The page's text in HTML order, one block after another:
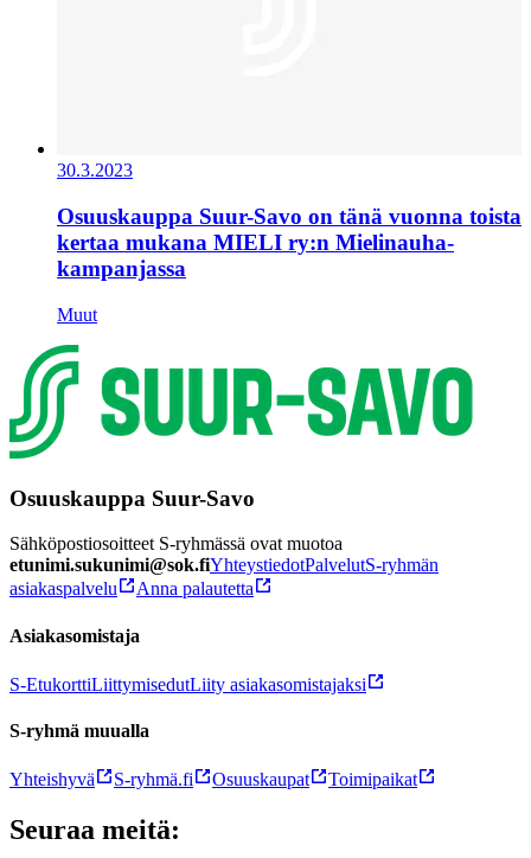
30.3.2023
Osuuskauppa Suur-Savo on tänä vuonna toista
kertaa mukana MIELI ry:n Mielinauha-
kampanjassa
Muut
Osuuskauppa Suur-Savo
Sähköpostiosoitteet S-ryhmässä ovat muotoa
etunimi.sukunimi@sok.fiYhteystiedotPalvelutS-ryhmän
asiakaspalvelu
Anna palautetta
Asiakasomistaja
S-EtukorttiLiittymisedutLiity asiakasomistajaksi
S-ryhmä muualla
Yhteishyvä S-ryhmä.fi Osuuskaupat Toimipaikat
Seuraa meitä: